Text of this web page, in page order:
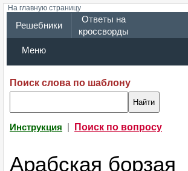
На главную страницу
Решебники
Ответы на
кроссворды
Меню
Поиск слова по шаблону
Инструкция Поиск по вопросу
Арабская борзая